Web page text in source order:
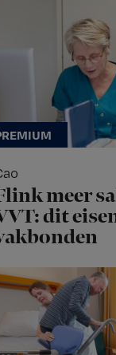
meer
dit